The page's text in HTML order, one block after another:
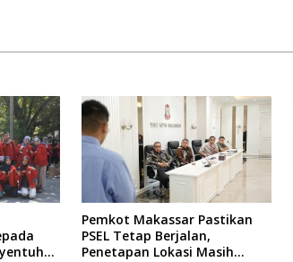
Pemkot Makassar Pastikan
PSEL Tetap Berjalan,
Penetapan Lokasi Masih